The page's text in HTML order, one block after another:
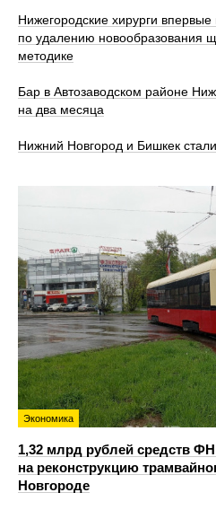
Нижегородские хирурги
по удалению новообразования
методике
Бар в Автозаводском районе
на два месяца
Нижний Новгород и Бишкек
Экономика
1,32 млрд рублей средств
на реконструкцию
Новгороде